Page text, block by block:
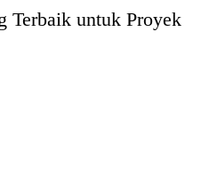
Terbaik untuk Proyek